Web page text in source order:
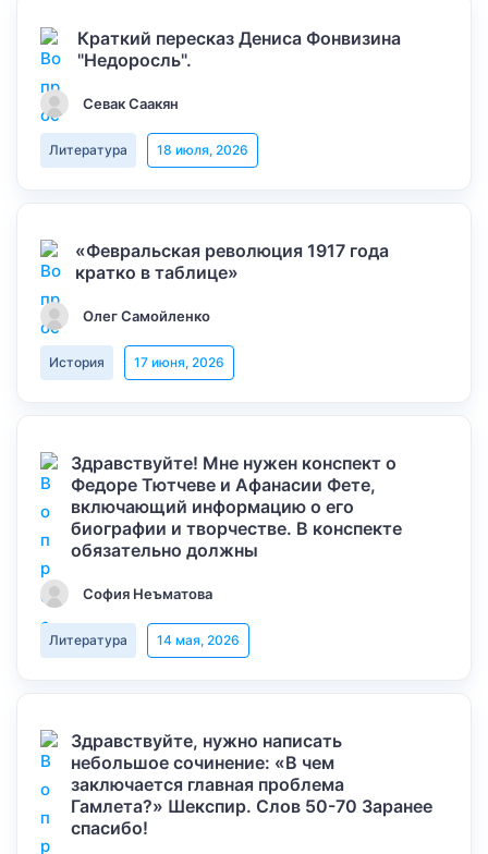
Краткий пересказ Дениса Фонвизина
"Недоросль".
Севак Саакян
Литература 18 июля, 2026
«Февральская революция 1917 года
кратко в таблице»
Олег Самойленко
История 17 июня, 2026
Здравствуйте! Мне нужен конспект о
Федоре Тютчеве и Афанасии Фете,
включающий информацию о его
биографии и творчестве. В конспекте
обязательно должны
София Неъматова
Литература 14 мая, 2026
Здравствуйте, нужно написать
небольшое сочинение: «В чем
заключается главная проблема
Гамлета?» Шекспир. Слов 50-70 Заранее
спасибо!